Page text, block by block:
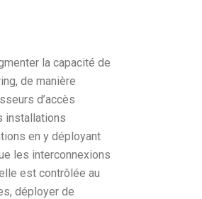
la capacité de
de manière
d’accès
installations
en y déployant
les interconnexions
est contrôlée au
déployer de